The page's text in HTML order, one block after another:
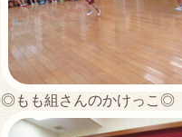
◎もも組さんのかけっこ